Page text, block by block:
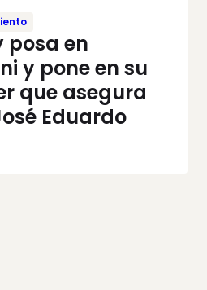
posa en
y pone en su
que asegura
Eduardo